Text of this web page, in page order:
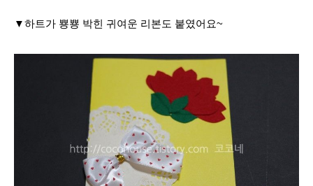
▼하트가 뿅뿅 박힌 귀여운 리본도 붙였어요~